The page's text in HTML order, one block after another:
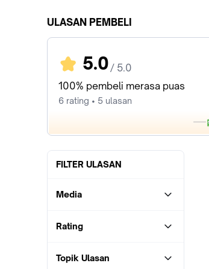
ULASAN PEMBELI
5.0 / 5.0
100% pembeli merasa puas
6 rating • 5 ulasan
FILTER ULASAN
Media
Rating
Topik Ulasan